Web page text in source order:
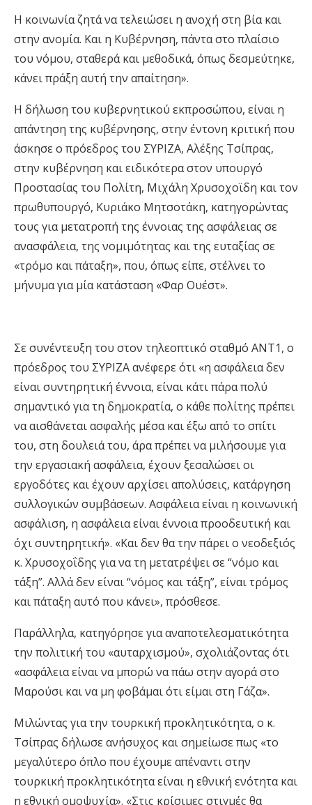
Η κοινωνία ζητά να τελειώσει η ανοχή στη βία και
στην ανομία. Και η Κυβέρνηση, πάντα στο πλαίσιο
του νόμου, σταθερά και μεθοδικά, όπως δεσμεύτηκε,
κάνει πράξη αυτή την απαίτηση».
Η δήλωση του κυβερνητικού εκπροσώπου, είναι η
απάντηση της κυβέρνησης, στην έντονη κριτική που
άσκησε ο πρόεδρος του ΣΥΡΙΖΑ, Αλέξης Τσίπρας,
στην κυβέρνηση και ειδικότερα στον υπουργό
Προστασίας του Πολίτη, Μιχάλη Χρυσοχοϊδη και τον
πρωθυπουργό, Κυριάκο Μητσοτάκη, κατηγορώντας
τους για μετατροπή της έννοιας της ασφάλειας σε
ανασφάλεια, της νομιμότητας και της ευταξίας σε
«τρόμο και πάταξη», που, όπως είπε, στέλνει το
μήνυμα για μία κατάσταση «Φαρ Ουέστ».
Σε συνέντευξη του στον τηλεοπτικό σταθμό ΑΝΤ1, ο
πρόεδρος του ΣΥΡΙΖΑ ανέφερε ότι «η ασφάλεια δεν
είναι συντηρητική έννοια, είναι κάτι πάρα πολύ
σημαντικό για τη δημοκρατία, ο κάθε πολίτης πρέπει
να αισθάνεται ασφαλής μέσα και έξω από το σπίτι
του, στη δουλειά του, άρα πρέπει να μιλήσουμε για
την εργασιακή ασφάλεια, έχουν ξεσαλώσει οι
εργοδότες και έχουν αρχίσει απολύσεις, κατάργηση
συλλογικών συμβάσεων. Ασφάλεια είναι η κοινωνική
ασφάλιση, η ασφάλεια είναι έννοια προοδευτική και
όχι συντηρητική». «Και δεν θα την πάρει ο νεοδεξιός
κ. Χρυσοχοΐδης για να τη μετατρέψει σε “νόμο και
τάξη”. Αλλά δεν είναι “νόμος και τάξη”, είναι τρόμος
και πάταξη αυτό που κάνει», πρόσθεσε.
Παράλληλα, κατηγόρησε για αναποτελεσματικότητα
την πολιτική του «αυταρχισμού», σχολιάζοντας ότι
«ασφάλεια είναι να μπορώ να πάω στην αγορά στο
Μαρούσι και να μη φοβάμαι ότι είμαι στη Γάζα».
Μιλώντας για την τουρκική προκλητικότητα, ο κ.
Τσίπρας δήλωσε ανήσυχος και σημείωσε πως «το
μεγαλύτερο όπλο που έχουμε απέναντι στην
τουρκική προκλητικότητα είναι η εθνική ενότητα και
η εθνική ομοψυχία». «Στις κρίσιμες στιγμές θα